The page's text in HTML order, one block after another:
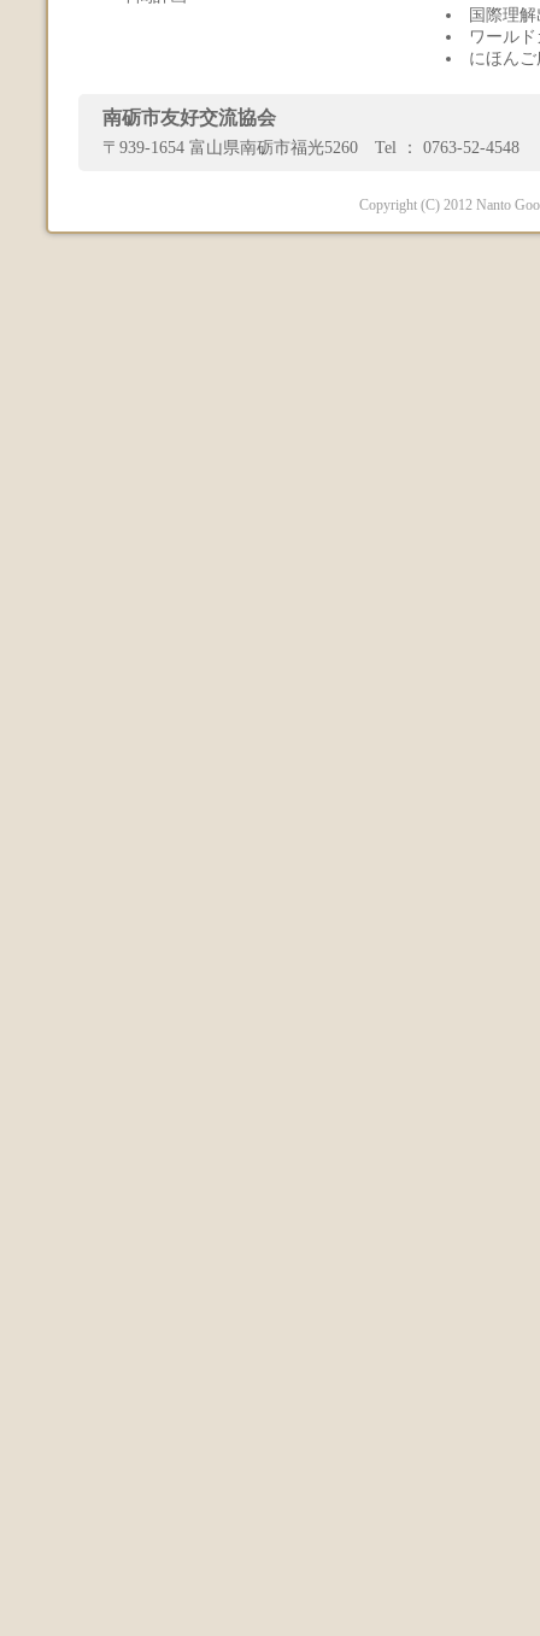
国際理
ワール
にほん
南砺市友好交流協会
〒939-1654 富山県南砺市福光5260 Tel ： 0763-52-
Copyright (C) 2012 Nanto